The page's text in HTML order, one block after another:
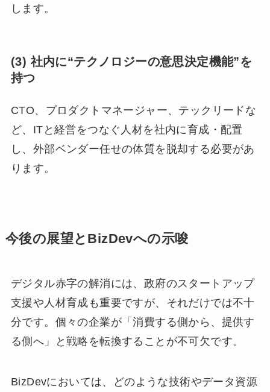
します。
(3) 社内に“テクノロジーの意思決定機能”を
持つ
CTO、プロダクトマネージャー、テックリードな
ど、ITと経営をつなぐ人材を社内に育成・配置
し、外部ベンダー任せの体質を脱却する必要があ
ります。
今後の展望とBizDevへの示唆
デジタル赤字の解消には、政府のスタートアップ
支援や人材育成も重要ですが、それだけでは不十
分です。個々の企業が「消費する側から、提供す
る側へ」と戦略を転換することが不可欠です。
BizDevにおいては、どのような技術やデータ資源